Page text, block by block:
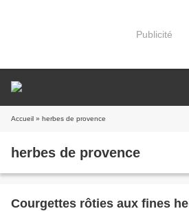
Publicité
Accueil » herbes de provence
herbes de provence
Courgettes rôties aux fines